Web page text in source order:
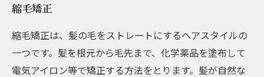
縮毛矯正
縮毛矯正は、髪の毛をストレートにするヘアスタイルの
一つです。髪を根元から毛先まで、化学薬品を塗布して
電気アイロン等で矯正する方法をとります。髪が自然な